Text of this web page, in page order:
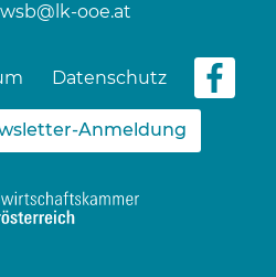
ooe.at
Datenschutz
Anmeldung